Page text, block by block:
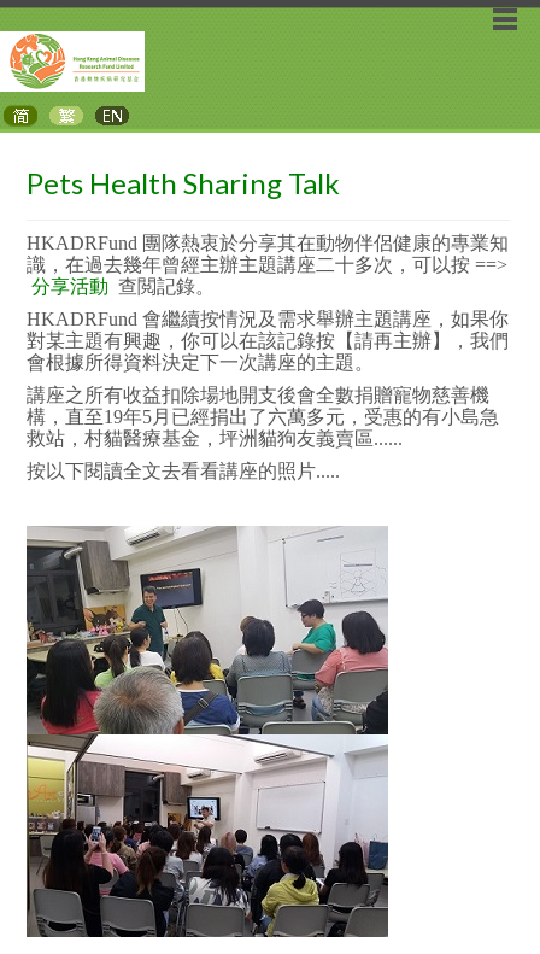
Pets Health Sharing Talk
HKADRFund 團隊熱衷於分享其在動物伴侶健康的專業知
識，在過去幾年曾經主辦主題講座二十多次， 可以按 ==>
分享活動 查閲記錄。
HKADRFund 會繼續按情況及需求舉辦主題講座，如果你
對某主題有興趣，你可以在該記錄按【請再主辦】，我們
會根據所得資料決定下一次講座的主題。
講座之所有收益扣除場地開支後會全數捐贈寵物慈善機
構，直至19年5月已經捐出了六萬多元，受惠的有小島急
救站，村貓醫療基金，坪洲貓狗友義賣區......
按以下閱讀全文去看看講座的照片.....